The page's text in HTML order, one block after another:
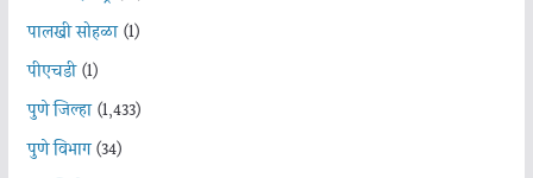
पालखी सोहळा(1)
पीएचडी(1)
पुणे जिल्हा(1,433)
पुणे विभाग(34)